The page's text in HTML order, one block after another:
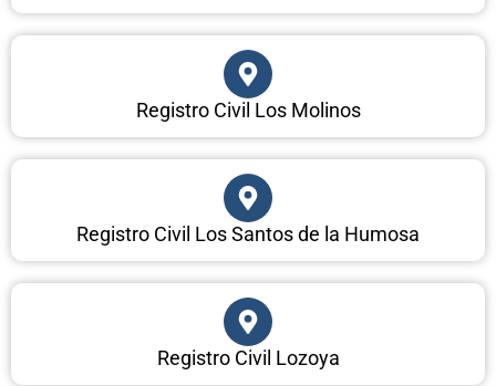
Registro Civil Los Molinos
Registro Civil Los Santos de la Humosa
Registro Civil Lozoya